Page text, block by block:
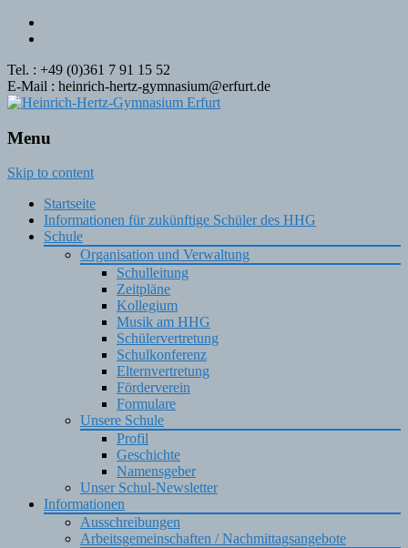
Tel. : +49 (0)361 7 91 15 52
E-Mail : heinrich-hertz-gymnasium@erfurt.de
Menu
Skip to content
Startseite
Informationen für zukünftige Schüler des HHG
Schule
Organisation und Verwaltung
Schulleitung
Zeitpläne
Kollegium
Musik am HHG
Schülervertretung
Schulkonferenz
Elternvertretung
Förderverein
Formulare
Unsere Schule
Profil
Geschichte
Namensgeber
Unser Schul-Newsletter
Informationen
Ausschreibungen
Arbeitsgemeinschaften / Nachmittagsangebote